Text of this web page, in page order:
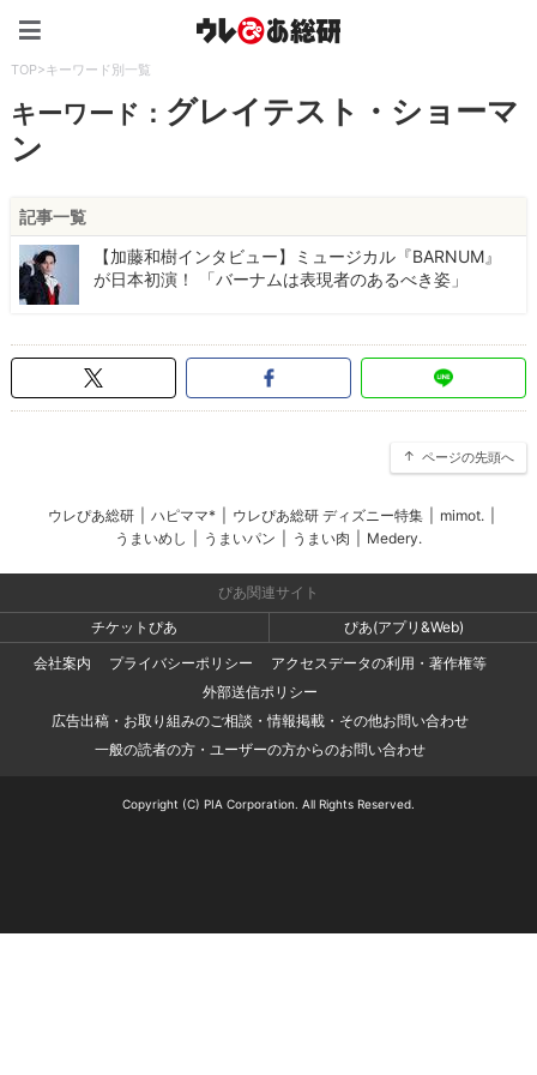
TOP>キーワード別一覧
キーワード： グレイテスト・ショーマ
ン
記事一覧
【加藤和樹インタビュー】ミュージカル『BARNUM』
が日本初演！ 「バーナムは表現者のあるべき姿」
ページの先頭へ
ウレぴあ総研 ハピママ* ウレぴあ総研 ディズニー特集 mimot.
うまいめし
うまいパン うまい肉 Medery.
ぴあ関連サイト
チケットぴあ
ぴあ(アプリ&Web)
会社案内
プライバシーポリシー
アクセスデータの利用・著作権等
外部送信ポリシー
広告出稿・お取り組みのご相談・情報掲載・その他お問い合わせ
一般の読者の方・ユーザーの方からのお問い合わせ
Copyright (C) PIA Corporation. All Rights Reserved.